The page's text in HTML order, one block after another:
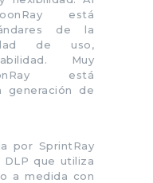
está
de la
de uso,
Muy
está
generación de
por SprintRay
que utiliza
a medida con